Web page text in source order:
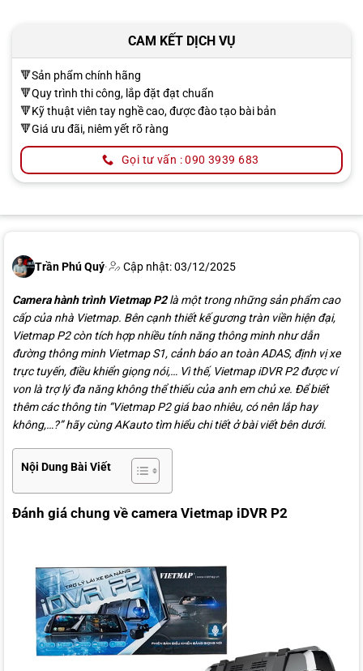
CAM KẾT DỊCH VỤ
🔻Sản phẩm chính hãng
🔻Quy trình thi công, lắp đặt đạt chuẩn
🔻Kỹ thuật viên tay nghề cao, được đào tạo bài bản
🔻Giá ưu đãi, niêm yết rõ ràng
Gọi tư vấn : 090 3939 683
Trần Phú Quý· Cập nhật: 03/12/2025
Camera hành trình Vietmap P2là một trong những sản phẩm cao
cấp của nhà Vietmap. Bên cạnh thiết kế gương tràn viền hiện đại,
Vietmap P2 còn tích hợp nhiều tính năng thông minh như dẫn
đường thông minh Vietmap S1, cảnh báo an toàn ADAS, định vị xe
trực tuyến, điều khiển giọng nói,… Vì thế, Vietmap iDVR P2 được ví
von là trợ lý đa năng không thể thiếu của anh em chủ xe. Để biết
thêm các thông tin “Vietmap P2 giá bao nhiêu, có nên lắp hay
không,…?” hãy cùng AKauto tìm hiểu chi tiết ở bài viết bên dưới.
Nội Dung Bài Viết
Đánh giá chung về camera Vietmap iDVR P2